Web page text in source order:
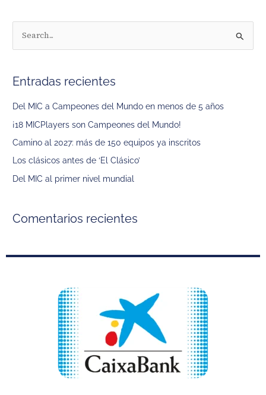
c
a
r
:
Entradas recientes
Del MIC a Campeones del Mundo en menos de 5 años
¡18 MICPlayers son Campeones del Mundo!
Camino al 2027: más de 150 equipos ya inscritos
Los clásicos antes de ‘El Clásico’
Del MIC al primer nivel mundial
Comentarios recientes